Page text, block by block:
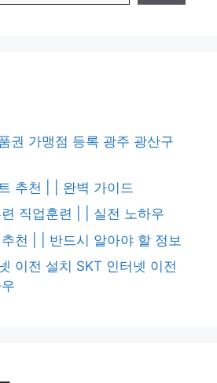
권 가맹점 등록 광주 광산구
추천 | | 완벽 가이드
직업훈련 | | 실전 노하우
천 | | 반드시 알아야 할 정보
이전 설치 SKT 인터넷 이전